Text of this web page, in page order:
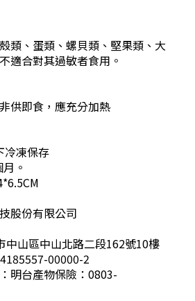
類、蛋類、螺貝類、堅果類、大
適合對其過敏者食用。
供即食，應充分加熱
凍保存
。
股份有限公司
中山區中山北路二段162號10樓
00000-2
明台產物保險：0803-